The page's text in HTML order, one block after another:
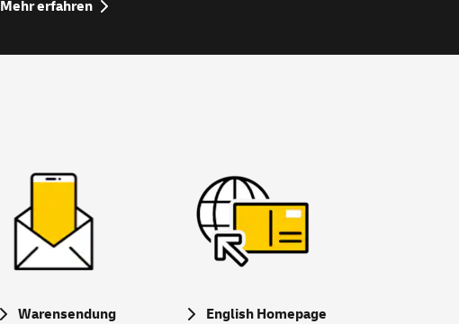
Mehr erfahren
Warensendung English Homepage